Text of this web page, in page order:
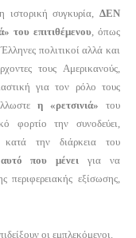
συγκυρία, ΔΕΝ
του επιτιθέμενου, όπως
πολιτικοί αλλά και
τους Αμερικανούς,
για τον ρόλο τους
η «ρετσινιά» του
φορτίο την συνοδεύει,
την διάρκεια του
που μένει για να
περιφερειακής εξίσωσης,
οι εμπλεκόμενοι.